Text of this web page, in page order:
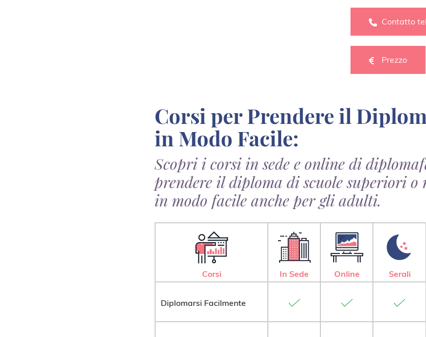
Contatto
Prezzo
Corsi per Prendere il Diploma a Napoli
in Modo Facile:
Scopri i corsi in sede e online di
prendere il diploma di scuole superiori o
in modo facile anche per gli adulti.
Corsi In Sede Online Serali
Diplomarsi Facilmente